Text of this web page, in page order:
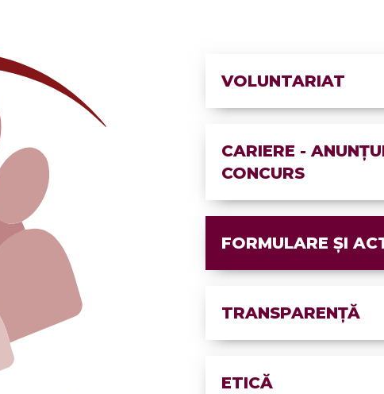
VOLUNTARIAT
CARIERE -
CONCURS
FORMULARE ȘI
TRANSPARENȚĂ
ETICĂ